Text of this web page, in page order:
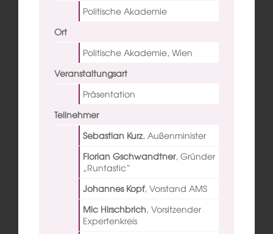
Politische Akademie
Ort
Politische Akademie, Wien
Veranstaltungsart
Präsentation
Teilnehmer
Sebastian Kurz, Außenminister
Florian Gschwandtner, Gründer
„Runtastic“
Johannes Kopf, Vorstand AMS
Mic Hirschbrich, Vorsitzender
Expertenkreis